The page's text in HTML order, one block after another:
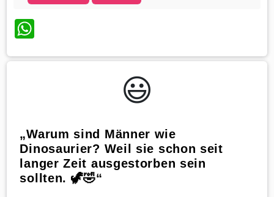
WhatsApp
😃️
„Warum sind Männer wie
Dinosaurier? Weil sie schon seit
langer Zeit ausgestorben sein
sollten. 🦖🤣“